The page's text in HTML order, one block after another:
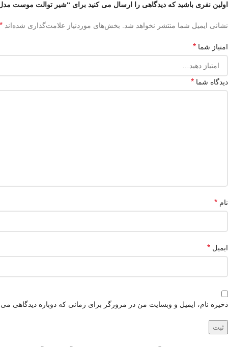
اولین نفری باشید که دیدگاهی را ارسال می کنید برای “شیر توالت موست
نشانی ایمیل شما منتشر نخواهد شد. بخش‌های موردنیاز علامت‌گذاری شده‌اند *
امتیاز شما *
دیدگاه شما *
نام *
ایمیل *
ذخیره نام، ایمیل و وبسایت من در مرورگر برای زمانی که دوباره دیدگاهی